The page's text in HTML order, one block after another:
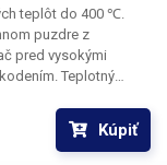
teplôt do 400 ℃.
puzdre z
pred vysokými
Teplotný
K, ktorý je
chránené oceľovou
Kúpiť